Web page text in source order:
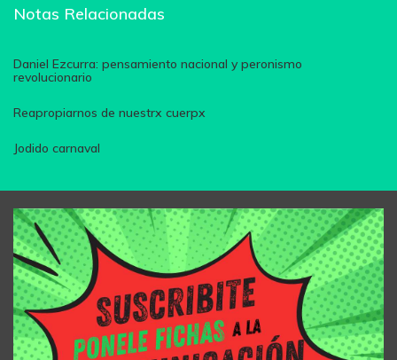
Notas Relacionadas
Daniel Ezcurra: pensamiento nacional y peronismo
revolucionario
Reapropiarnos de nuestrx cuerpx
Jodido carnaval